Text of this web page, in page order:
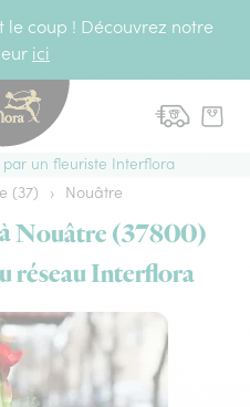
le coup ! Découvrez notre
ici
un fleuriste Interflora
(37) › Nouâtre
Nouâtre (37800)
réseau Interflora